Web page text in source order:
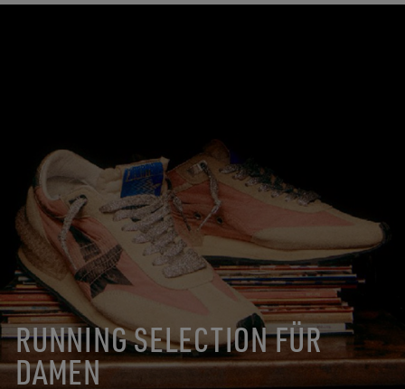
RUNNING SELECTION FÜR
DAMEN